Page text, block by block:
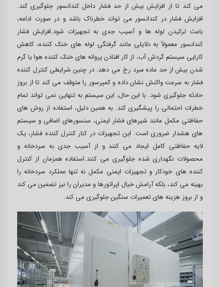
می کند تا از افزایش بیش از حد فشار داخل کندانسور جلوگیری کند.
افزایش فشار در کندانسور می تواند خطرناک باشد و در صورت ادامه،
باعث ترکیدن لوله ها و آسیب جدی به تجهیزات شود.افزایش فشار
کندانسور معمولاً به دلایلی مانند گرفتگی لوله های خنک کننده، کاهش
کارایی سیستم گردش آب، از کار افتادن پروانه های خنک کننده هوا یا گرم
شدن بیش از حد ماده مبرد رخ می دهد. در چنین شرایطی کنترل کننده
فشار به سرعت واکنش نشان داده و کمپرسور را متوقف می کند تا از بروز
حادثه جلوگیری شود. با این حال، این سیستم به تنهایی نمی تواند تمام
خطرات احتمالی را پیشگیری کند. به همین دلیل، استفاده از روش های
حفاظتی مکمل مانند شیرهای فشار ایمنی، سنسورهای اضافی و سیستم
های هشدار ضروری است. این تجهیزات در کنار کنترل کننده فشار، یک
لایه حفاظتی کامل ایجاد می کنند و از آسیب جدی به سردخانه و
محصولات نگهداری شده جلوگیری می کنند.استفاده همزمان از کنترل
کننده های خودکار و تجهیزات ایمنی مکمل نه تنها عملکرد سردخانه را
بهینه می کند، بلکه آرامش خیال اپراتورها و مدیران را نیز تضمین می کند
و از بروز هزینه های تعمیرات سنگین جلوگیری می کند.